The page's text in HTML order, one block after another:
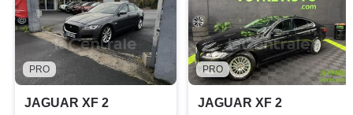
PRO
JAGUAR XF 2
PRO
JAGUAR XF 2